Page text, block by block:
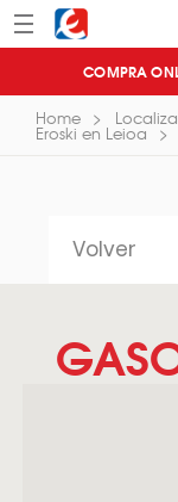
Menú Eroski
COMPRA
Home
Eroski en Leioa
Volver